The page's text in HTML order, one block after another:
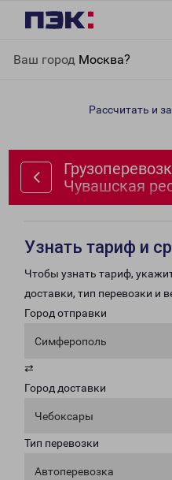
Ваш город Москва?
Чувашская республика
Рассчитать и
Чувашская
Узнать тариф и
Чтобы узнать тариф,
доставки, тип перевозки и
Город отправки
Симферополь
⇄
Город доставки
Чебоксары
Тип перевозки
Автоперевозка